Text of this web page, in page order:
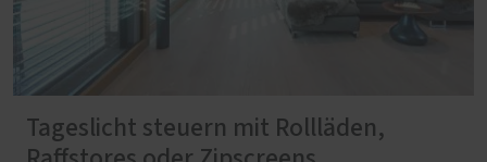
Tageslicht steuern mit Rollläden,